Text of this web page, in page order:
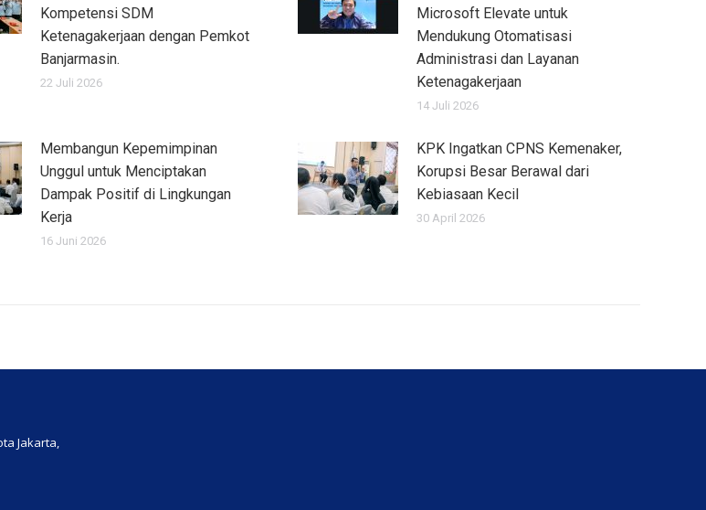
Kompetensi SDM
Ketenagakerjaan dengan Pemkot
Banjarmasin.
22 Juli 2026
Microsoft Elevate untuk
Mendukung Otomatisasi
Administrasi dan Layanan
Ketenagakerjaan
14 Juli 2026
Membangun Kepemimpinan
Unggul untuk Menciptakan
Dampak Positif di Lingkungan
Kerja
16 Juni 2026
KPK Ingatkan CPNS Kemenaker,
Korupsi Besar Berawal dari
Kebiasaan Kecil
30 April 2026
Jakarta,